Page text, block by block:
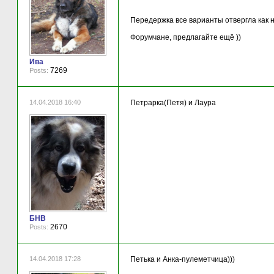
Ива
Posts: 7269
Передержка все варианты отвергла как
Форумчане, предлагайте ещё ))
14.04.2018 16:40
БНВ
Posts: 2670
Петрарка(Петя) и Лаура
14.04.2018 17:28 Петька и Анка-пулеметчица)))